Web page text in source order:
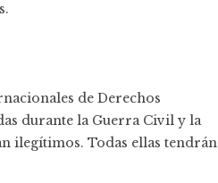
de Derechos
durante la Guerra Civil y la
ilegítimos. Todas ellas tendrán